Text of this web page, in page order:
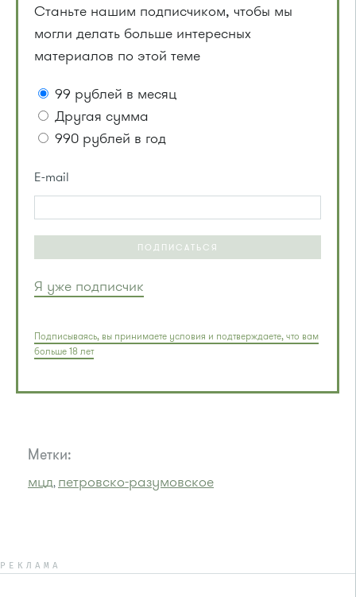
Станьте нашим подписчиком, чтобы мы
могли делать больше интересных
материалов по этой теме
99 рублей в месяц
Другая сумма
990 рублей в год
E-mail
ПОДПИСАТЬСЯ
Я уже подписчик
Подписываясь, вы принимаете условия и подтверждаете, что вам
больше 18 лет
Метки:
мцд, петровско-разумовское
РЕКЛАМА